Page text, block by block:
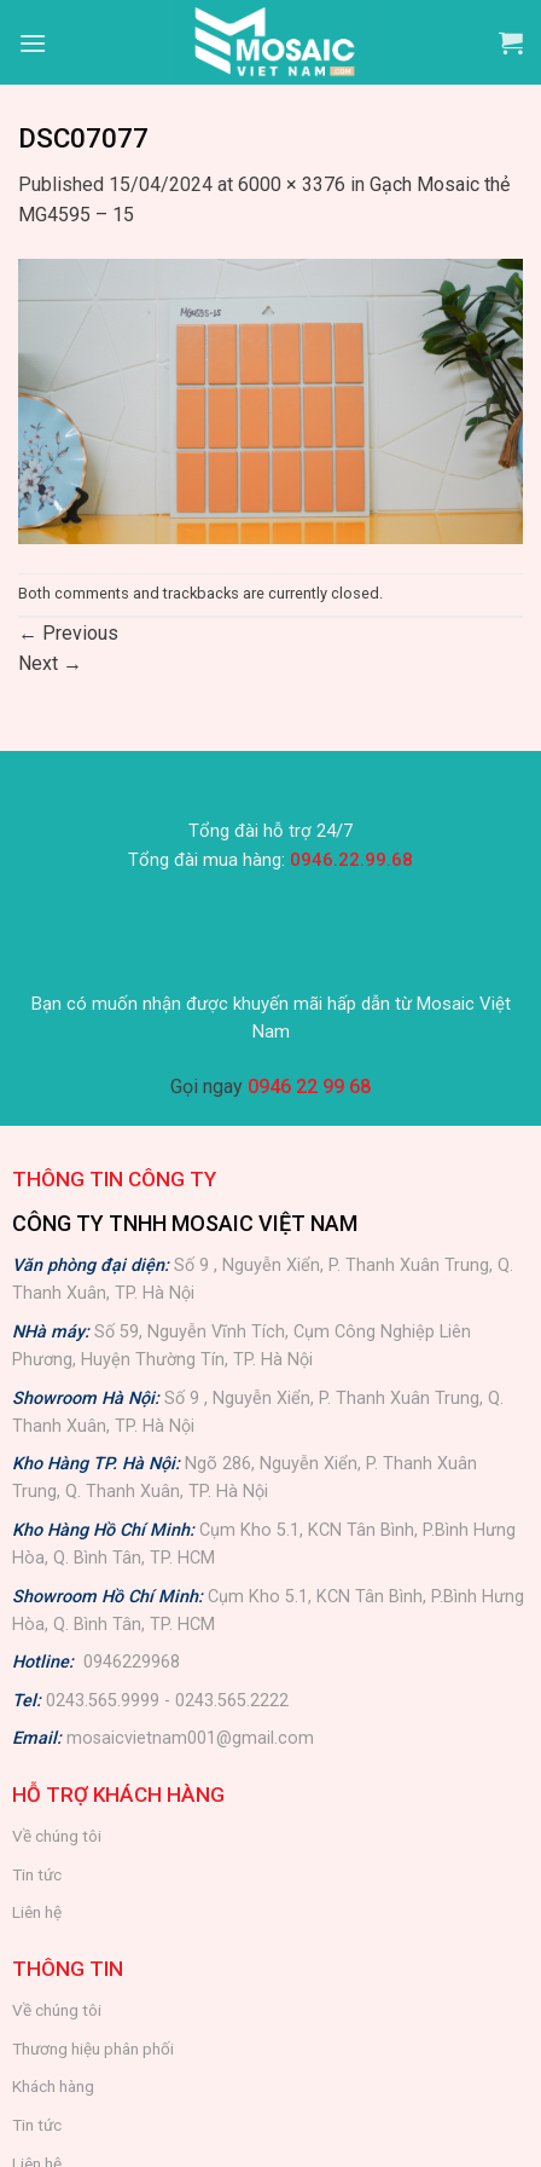
DSC07077
Published 15/04/2024 at 6000 × 3376 in Gạch Mosaic thẻ
MG4595 – 15
Both comments and trackbacks are currently closed.
← Previous
Next →
Tổng đài hỗ trợ 24/7
Tổng đài mua hàng: 0946.22.99.68
Bạn có muốn nhận được khuyến mãi hấp dẫn từ Mosaic Việt
Nam
Gọi ngay 0946 22 99 68
THÔNG TIN CÔNG TY
CÔNG TY TNHH MOSAIC VIỆT NAM
Văn phòng đại diện:Số 9 , Nguyễn Xiển, P. Thanh Xuân Trung, Q.
Thanh Xuân, TP. Hà Nội
NHà máy: Số 59, Nguyễn Vĩnh Tích, Cụm Công Nghiệp Liên
Phương, Huyện Thường Tín, TP. Hà Nội
Showroom Hà Nội: Số 9 , Nguyễn Xiển, P. Thanh Xuân Trung, Q.
Thanh Xuân, TP. Hà Nội
Kho Hàng TP. Hà Nội: Ngõ 286, Nguyễn Xiển, P. Thanh Xuân
Trung, Q. Thanh Xuân, TP. Hà Nội
Kho Hàng Hồ Chí Minh: Cụm Kho 5.1, KCN Tân Bình, P.Bình Hưng
Hòa, Q. Bình Tân, TP. HCM
Showroom Hồ Chí Minh: Cụm Kho 5.1, KCN Tân Bình, P.Bình Hưng
Hòa, Q. Bình Tân, TP. HCM
Hotline: 0946229968
Tel: 0243.565.9999 - 0243.565.2222
Email: mosaicvietnam001@gmail.com
HỖ TRỢ KHÁCH HÀNG
Về chúng tôi
Tin tức
Liên hệ
THÔNG TIN
Về chúng tôi
Thương hiệu phân phối
Khách hàng
Tin tức
Liên hệ